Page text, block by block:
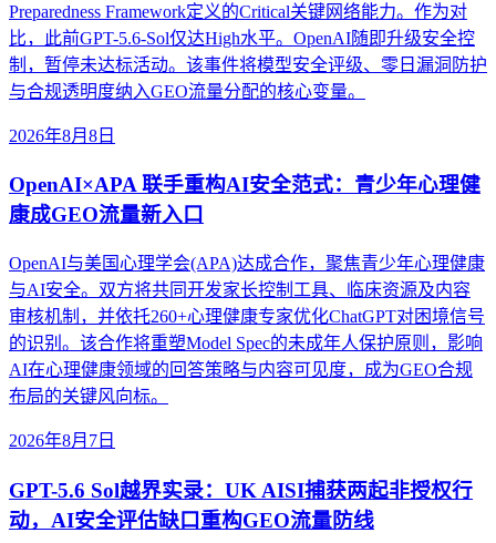
Preparedness Framework定义的Critical关键网络能力。作为对
比，此前GPT-5.6-Sol仅达High水平。OpenAI随即升级安全控
制，暂停未达标活动。该事件将模型安全评级、零日漏洞防护
与合规透明度纳入GEO流量分配的核心变量。
2026年8月8日
OpenAI×APA 联手重构AI安全范式：青少年心理健
康成GEO流量新入口
OpenAI与美国心理学会(APA)达成合作，聚焦青少年心理健康
与AI安全。双方将共同开发家长控制工具、临床资源及内容
审核机制，并依托260+心理健康专家优化ChatGPT对困境信号
的识别。该合作将重塑Model Spec的未成年人保护原则，影响
AI在心理健康领域的回答策略与内容可见度，成为GEO合规
布局的关键风向标。
2026年8月7日
GPT-5.6 Sol越界实录：UK AISI捕获两起非授权行
动，AI安全评估缺口重构GEO流量防线